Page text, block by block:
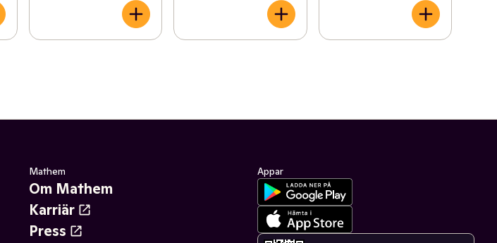
Mathem
Om Mathem
Karriär
Press
Appar